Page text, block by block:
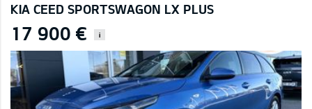
KIA CEED SPORTSWAGON LX PLUS
17 900 € i